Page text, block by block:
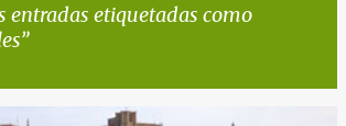
entradas etiquetadas como